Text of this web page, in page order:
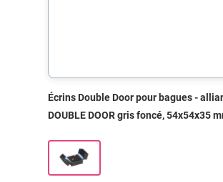
Écrins Double Door pour bagues -
DOUBLE DOOR gris foncé, 54x54x35